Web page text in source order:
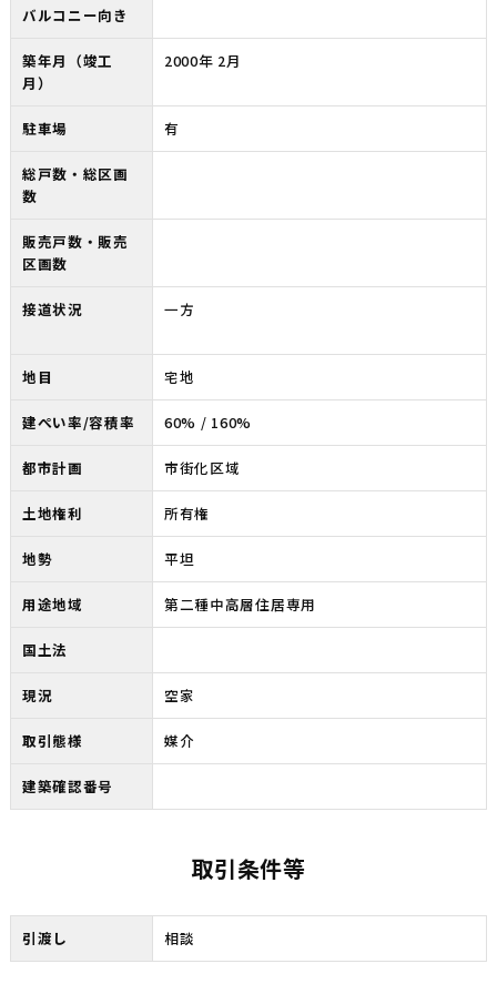
バルコニー向き
築年月（竣工
月）
2000年 2月
駐車場 有
総戸数・総区画
数
販売戸数・販売
区画数
接道状況 一方
地目 宅地
建ぺい率/容積率 60% / 160%
都市計画 市街化区域
土地権利 所有権
地勢 平坦
用途地域 第二種中高層住居専用
国土法
現況 空家
取引態様 媒介
建築確認番号
取引条件等
引渡し 相談